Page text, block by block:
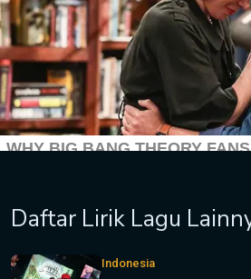
Daftar Lirik Lagu
Indonesia